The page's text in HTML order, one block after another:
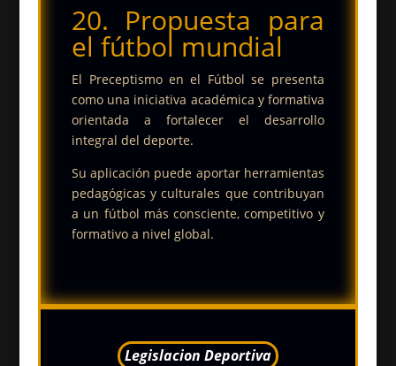
20. Propuesta para
el fútbol mundial
El Preceptismo en el Fútbol se presenta
como una iniciativa académica y formativa
orientada a fortalecer el desarrollo
integral del deporte.
Su aplicación puede aportar herramientas
pedagógicas y culturales que contribuyan
a un fútbol más consciente, competitivo y
formativo a nivel global.
Legislacion Deportiva